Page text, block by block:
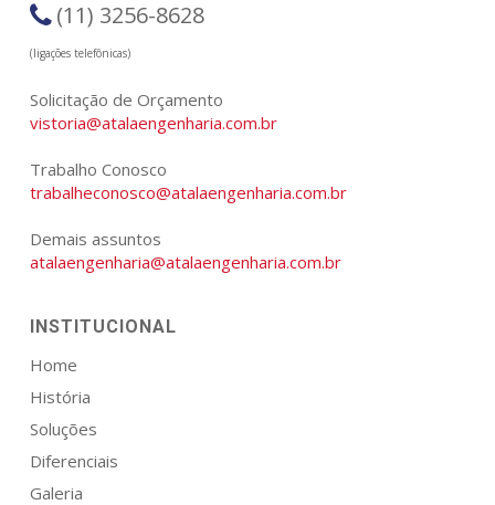
(11) 3256-8628
(ligações telefônicas)
Solicitação de Orçamento
vistoria@atalaengenharia.com.br
Trabalho Conosco
trabalheconosco@atalaengenharia.com.br
Demais assuntos
atalaengenharia@atalaengenharia.com.br
INSTITUCIONAL
Home
História
Soluções
Diferenciais
Galeria